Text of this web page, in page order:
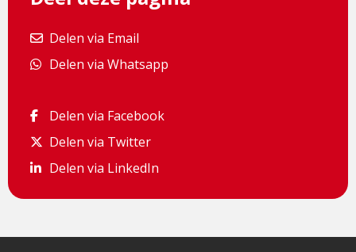
Delen via Email
Delen via Email
Delen via Whatsapp
Delen via Whatsapp
Delen via Facebook
Delen via Facebook
Delen via Twitter
Delen via Twitter
Delen via LinkedIn
Delen via LinkedIn